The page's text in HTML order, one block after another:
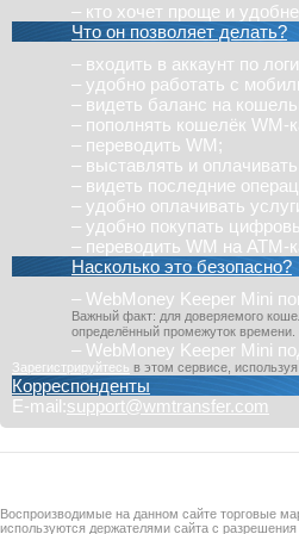
– кто хочет проще и
Что он позволяет делать?
– входить в аккаунт по
– удобно работать с
– видеть баланс на
– пополнять кошелёк WM-
– переводить WM;
– выставлять и
– видеть последние
– удобно оплачивать
– удобно покупать
– переводить WM на ATM-
Насколько это безопасно?
– WebMoney Keeper Mini
Важный факт: для доверяемого
определённый промежуток времени.
– WebMoney Keeper Mini
Зарегистрируйтесь в этом сервисе,
Корреспонденты
E-mail:support@wmtransfer.com
Воспроизводимые на данном сайте торговые
используются держателями сайта с разрешения